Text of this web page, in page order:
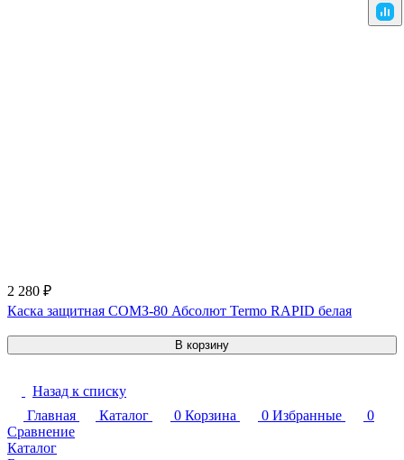
2 280 ₽
Каска защитная СОМЗ-80 Абсолют Termo RAPID белая
В корзину
Назад к списку
Главная
Каталог 0 Корзина 0 Избранные
0
Сравнение
Каталог